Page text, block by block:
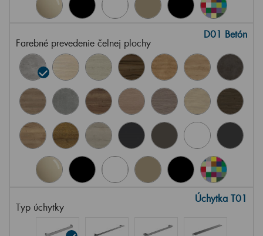
Farebné prevedenie čelnej plochy
D01 Betón
Typ úchytky
Úchytka T01